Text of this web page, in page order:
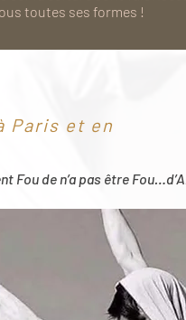
toutes ses formes !
Paris et en
Fou de n’a pas être